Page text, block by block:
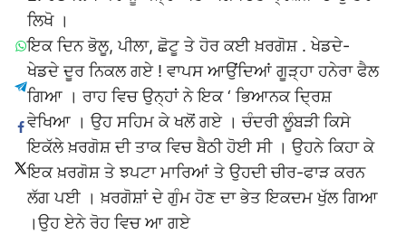
ਲਿਖੋ ।
ਇਕ ਦਿਨ ਭੋਲੂ, ਪੀਲਾ, ਛੋਟੂ ਤੇ ਹੋਰ ਕਈ ਖ਼ਰਗੋਸ਼ . ਖੇਡਦੇ-
ਖੇਡਦੇ ਦੂਰ ਨਿਕਲ ਗਏ ! ਵਾਪਸ ਆਉਂਦਿਆਂ ਗੂੜ੍ਹਾ ਹਨੇਰਾ ਫੈਲ
ਗਿਆ । ਰਾਹ ਵਿਚ ਉਨ੍ਹਾਂ ਨੇ ਇਕ ‘ ਭਿਆਨਕ ਦ੍ਰਿਸ਼
ਵੇਖਿਆ । ਉਹ ਸਹਿਮ ਕੇ ਖਲੋਂ ਗਏ । ਚੰਦਰੀ ਲੂੰਬੜੀ ਕਿਸੇ
ਇਕੱਲੇ ਖ਼ਰਗੋਸ਼ ਦੀ ਤਾਕ ਵਿਚ ਬੈਠੀ ਹੋਈ ਸੀ । ਉਹਨੇ ਕਿਹਾ ਕੇ
ਇਕ ਖ਼ਰਗੋਸ਼ ਤੇ ਝਪਟਾ ਮਾਰਿਆਂ ਤੇ ਉਹਦੀ ਚੀਰ-ਫਾੜ ਕਰਨ
ਲੱਗ ਪਈ । ਖ਼ਰਗੋਸ਼ਾਂ ਦੇ ਗੁੰਮ ਹੋਣ ਦਾ ਭੇਤ ਇਕਦਮ ਖੁੱਲ ਗਿਆ
।ਉਹ ਏਨੇ ਰੋਹ ਵਿਚ ਆ ਗਏ